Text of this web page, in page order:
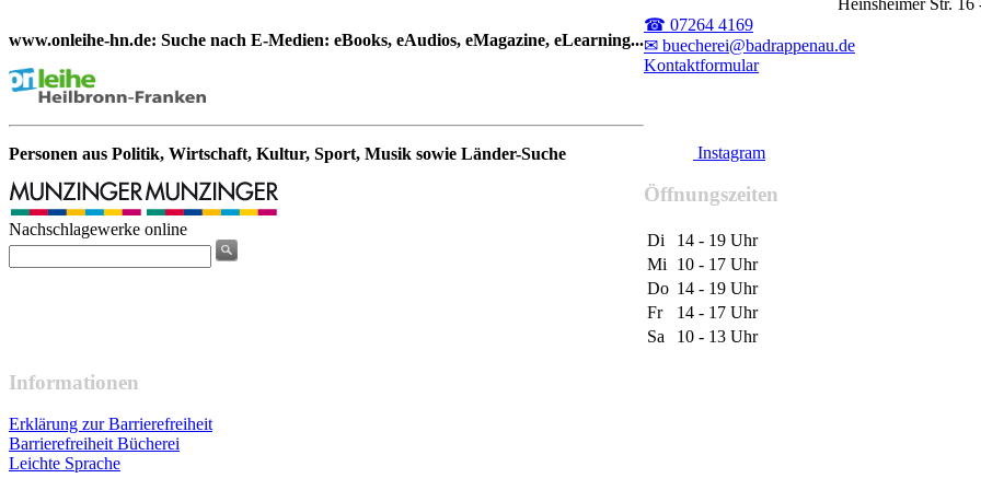
www.onleihe-hn.de: Suche nach E-Medien: eBooks, eAudios, eMagazine, eLearning...
Personen aus Politik, Wirtschaft, Kultur, Sport, Musik sowie Länder-Suche
Nachschlagewerke online
☎ 07264 4169
✉ buecherei@badrappenau.de
Kontaktformular
Instagram
Öffnungszeiten
Di
14 - 19 Uhr
Mi
10 - 17 Uhr
Do 14 - 19 Uhr
Fr
14 - 17 Uhr
Sa
10 - 13 Uhr
Informationen
Erklärung zur Barrierefreiheit
Barrierefreiheit Bücherei
Leichte Sprache